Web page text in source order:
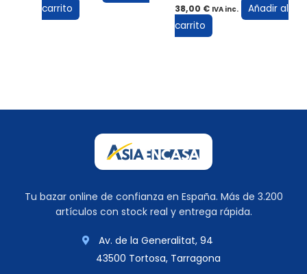
carrito
38,00 € IVA inc.
Añadir al
carrito
Tu bazar online de confianza en España. Más de 3.200
artículos con stock real y entrega rápida.
Av. de la Generalitat, 94
43500 Tortosa, Tarragona